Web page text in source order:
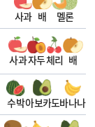
사과 배 멜론
사과자두체리 배
수박아보카도바나나